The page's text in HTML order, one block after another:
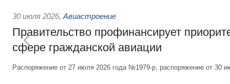
30 июля 2026, Авиастроение
Правительство профинансирует
сфере гражданской авиации
Распоряжение от 27 июля 2026 года №1979-р, распоряжение от 30